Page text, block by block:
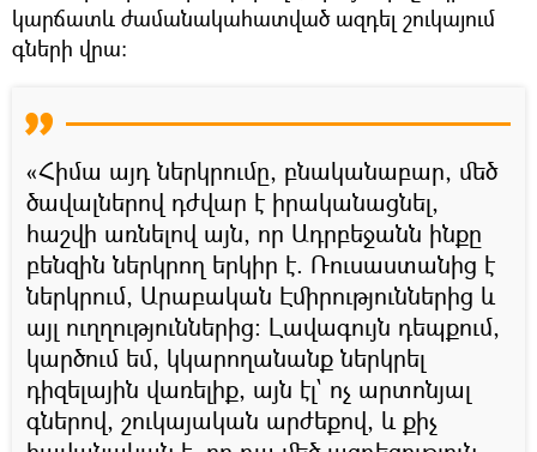
կարճատև ժամանակահատված ազդել շուկայում
գների վրա։
«Հիմա այդ ներկրումը, բնականաբար, մեծ
ծավալներով դժվար է իրականացնել,
հաշվի առնելով այն, որ Ադրբեջանն ինքը
բենզին ներկրող երկիր է. Ռուսաստանից է
ներկրում, Արաբական Էմիրություններից և
այլ ուղղություններից։ Լավագույն դեպքում,
կարծում եմ, կկարողանանք ներկրել
դիզելային վառելիք, այն էլ` ոչ արտոնյալ
գներով, շուկայական արժեքով, և քիչ